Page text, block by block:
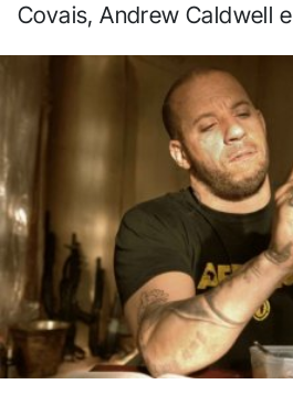
Covais, Andrew Caldwell e